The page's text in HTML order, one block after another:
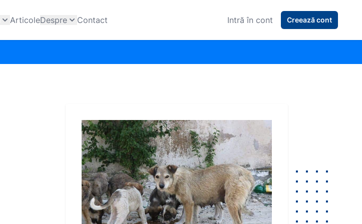
ArticoleDespre Contact Intră în cont Creează cont